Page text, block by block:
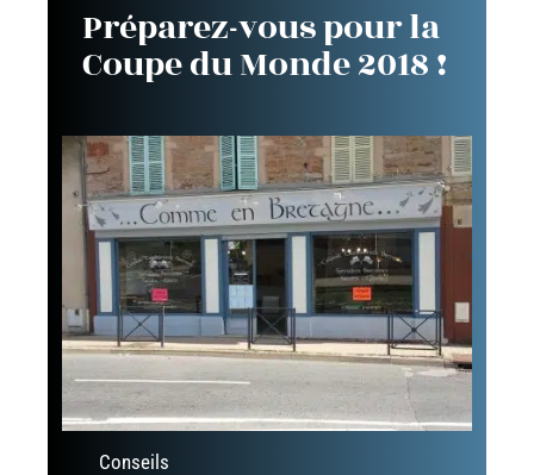
Préparez-vous pour la
Coupe du Monde 2018 !
Conseils